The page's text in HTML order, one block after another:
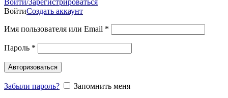
ВойтиСоздать аккаунт
Имя пользователя или Email *
Пароль *
Авторизоваться
Забыли пароль?
Запомнить меня